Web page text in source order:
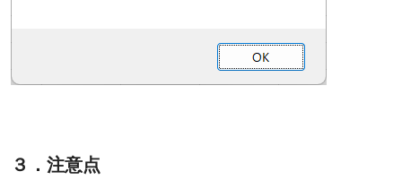
３．注意点